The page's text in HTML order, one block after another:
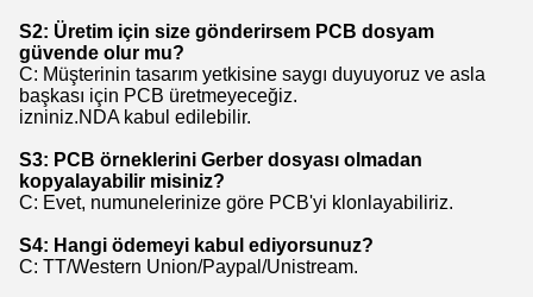
S2: Üretim için size gönderirsem PCB dosyam
güvende olur mu?
C: Müşterinin tasarım yetkisine saygı duyuyoruz ve asla
başkası için PCB üretmeyeceğiz.
izniniz.NDA kabul edilebilir.
S3: PCB örneklerini Gerber dosyası olmadan
kopyalayabilir misiniz?
C: Evet, numunelerinize göre PCB'yi klonlayabiliriz.
S4: Hangi ödemeyi kabul ediyorsunuz?
C: TT/Western Union/Paypal/Unistream.